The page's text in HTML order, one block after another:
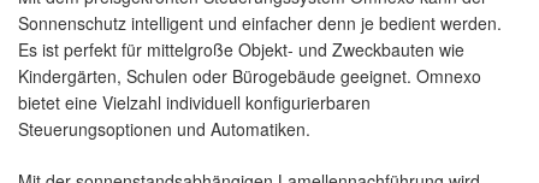
Sonnenschutz intelligent und einfacher denn je bedient werden.
Es ist perfekt für mittelgroße Objekt- und Zweckbauten wie
Kindergärten, Schulen oder Bürogebäude geeignet. Omnexo
bietet eine Vielzahl individuell konfigurierbaren
Steuerungsoptionen und Automatiken.